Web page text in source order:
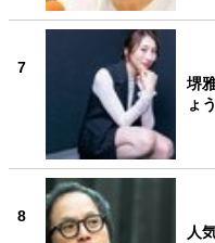
7
堺
ょ
8
人